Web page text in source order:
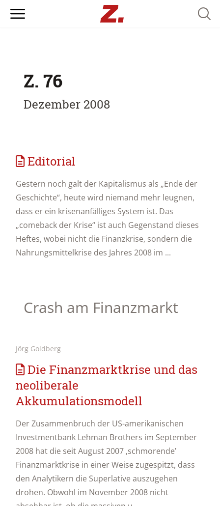
Z. 76
Dezember 2008
Editorial
Gestern noch galt der Kapitalismus als „Ende der
Geschichte“, heute wird niemand mehr leugnen,
dass er ein krisenanfälliges System ist. Das
„comeback der Krise“ ist auch Gegenstand dieses
Heftes, wobei nicht die Finanzkrise, sondern die
Nahrungsmittelkrise des Jahres 2008 im ...
Crash am Finanzmarkt
Jörg Goldberg
Die Finanzmarktkrise und das
neoliberale
Akkumulationsmodell
Der Zusammenbruch der US-amerikanischen
Investmentbank Lehman Brothers im September
2008 hat die seit August 2007 ‚schmorende’
Finanzmarktkrise in einer Weise zugespitzt, dass
den Analytikern die Superlative auszugehen
drohen. Obwohl im November 2008 nicht